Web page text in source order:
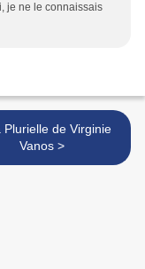
je ne le connaissais
Plurielle de Virginie
Vanos >